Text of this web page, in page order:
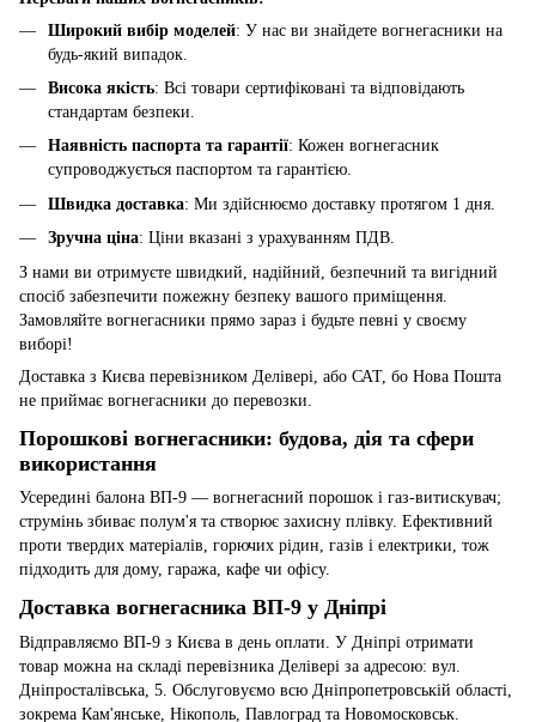
Широкий вибір моделей: У нас ви знайдете вогнегасники на
будь-який випадок.
Висока якість: Всі товари сертифіковані та відповідають
стандартам безпеки.
Наявність паспорта та гарантії: Кожен вогнегасник
супроводжується паспортом та гарантією.
Швидка доставка: Ми здійснюємо доставку протягом 1 дня.
Зручна ціна: Ціни вказані з урахуванням ПДВ.
З нами ви отримуєте швидкий, надійний, безпечний та вигідний
спосіб забезпечити пожежну безпеку вашого приміщення.
Замовляйте вогнегасники прямо зараз і будьте певні у своєму
виборі!
Доставка з Києва перевізником Делівері, або САТ, бо Нова Пошта
не приймає вогнегасники до перевозки.
Порошкові вогнегасники: будова, дія та сфери
використання
Усередині балона ВП-9 — вогнегасний порошок і газ-витискувач;
струмінь збиває полум'я та створює захисну плівку. Ефективний
проти твердих матеріалів, горючих рідин, газів і електрики, тож
підходить для дому, гаража, кафе чи офісу.
Доставка вогнегасника ВП-9 у Дніпрі
Відправляємо ВП-9 з Києва в день оплати. У Дніпрі отримати
товар можна на складі перевізника Делівері за адресою: вул.
Дніпросталівська, 5. Обслуговуємо всю Дніпропетровській області,
зокрема Кам'янське, Нікополь, Павлоград та Новомосковськ.